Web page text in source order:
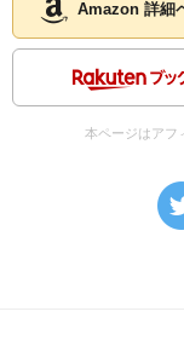
Amazon 詳細
本ページはアフ